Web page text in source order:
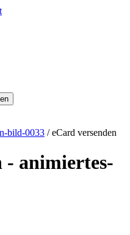
bild-0033 / eCard versenden
- animiertes-